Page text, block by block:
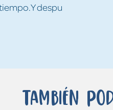
despu
También